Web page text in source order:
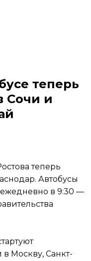
теперь
Сочи и
теперь
Автобусы
в 9:30 —
Москву, Санкт-